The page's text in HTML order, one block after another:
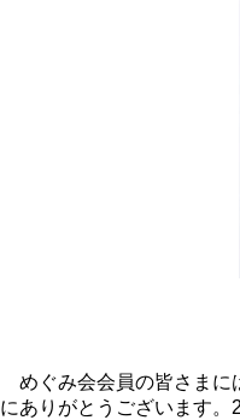
めぐみ会会員の皆さまに
にありがとうございます